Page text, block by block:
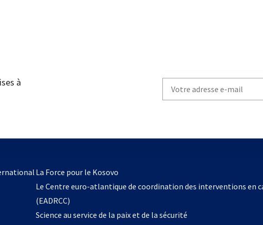
à
your
La Force pour le Kosovos’ouvre
dans
nouvel
Le Centre euro-atlantique de coordination des interventions en
(EADRCC)
Science au service de la paix et de la sécurité